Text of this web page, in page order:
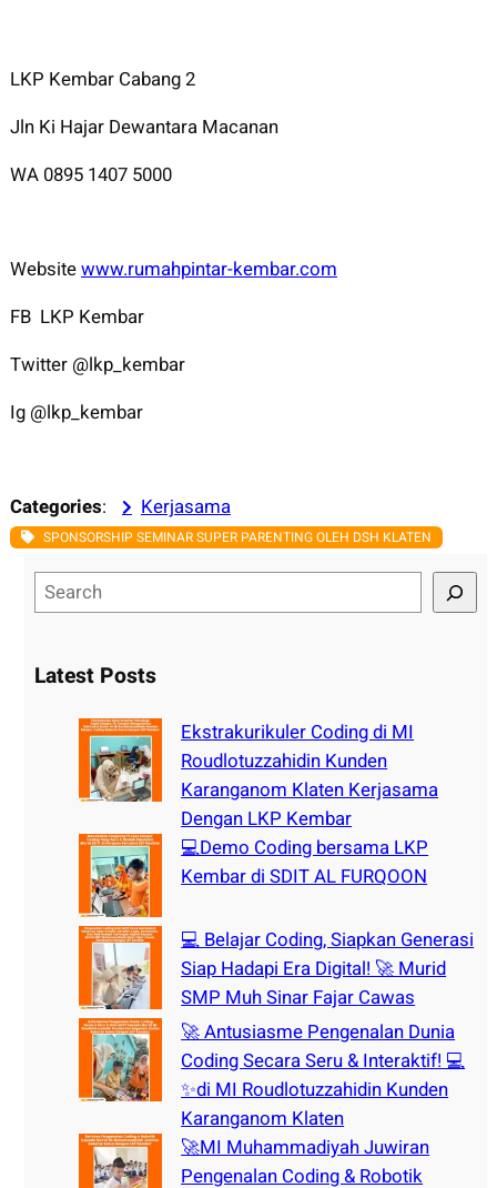
LKP Kembar Cabang 2
Jln Ki Hajar Dewantara Macanan
WA 0895 1407 5000
Websitewww.rumahpintar-kembar.com
FB LKP Kembar
Twitter @lkp_kembar
Ig @lkp_kembar
Categories: Kerjasama
SPONSORSHIP SEMINAR SUPER PARENTING OLEH DSH KLATEN
e
rLatest Posts
Ekstrakurikuler Coding di MI
Roudlotuzzahidin Kunden
Karanganom Klaten Kerjasama
Dengan LKP Kembar
💻Demo Coding bersama LKP
Kembar di SDIT AL FURQOON
💻 Belajar Coding, Siapkan Generasi
Siap Hadapi Era Digital! 🚀 Murid
SMP Muh Sinar Fajar Cawas
🚀 Antusiasme Pengenalan Dunia
Coding Secara Seru & Interaktif! 💻
✨di MI Roudlotuzzahidin Kunden
Karanganom Klaten
🚀MI Muhammadiyah Juwiran
Pengenalan Coding & Robotik